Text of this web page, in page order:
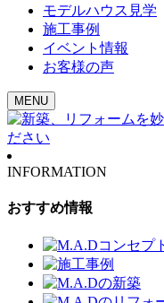
モデルハウス見学
施工事例
イベント情報
お客様の声
MENU
INFORMATION
おすすめ情報